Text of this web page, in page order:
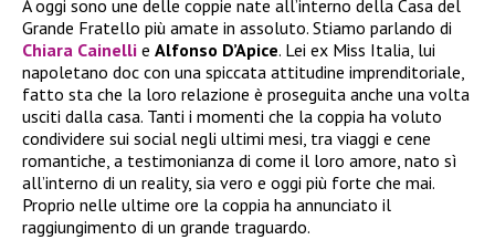
A oggi sono une delle coppie nate all’interno della Casa del
Grande Fratello più amate in assoluto. Stiamo parlando di
Chiara Cainelli e Alfonso D’Apice. Lei ex Miss Italia, lui
napoletano doc con una spiccata attitudine imprenditoriale,
fatto sta che la loro relazione è proseguita anche una volta
usciti dalla casa. Tanti i momenti che la coppia ha voluto
condividere sui social negli ultimi mesi, tra viaggi e cene
romantiche, a testimonianza di come il loro amore, nato sì
all’interno di un reality, sia vero e oggi più forte che mai.
Proprio nelle ultime ore la coppia ha annunciato il
raggiungimento di un grande traguardo.